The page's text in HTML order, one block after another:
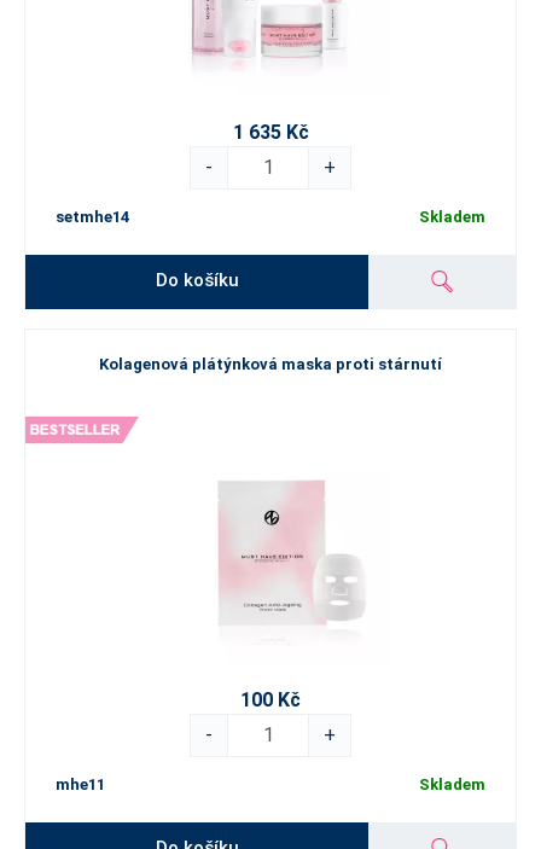
1 635 Kč
-
+
setmhe14 Skladem
Do košíku
Kolagenová plátýnková maska proti stárnutí
100 Kč
-
+
mhe11 Skladem